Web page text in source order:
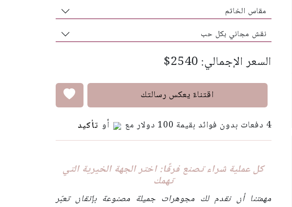
مقاس الخاتم
نقش مجاني بكل حب
السعر الإجمالي:$2540
اقتناءٌ يعكس رسالتك
4 دفعات بدون فوائد بقيمة 100 دولار مع أو تأكيد
كل عملية شراء تصنع فرقًا: اختر الجهة الخيرية التي
تهمك
مهمتنا أن نقدم لك مجوهرات جميلة مصنوعة بإتقان تعبّر